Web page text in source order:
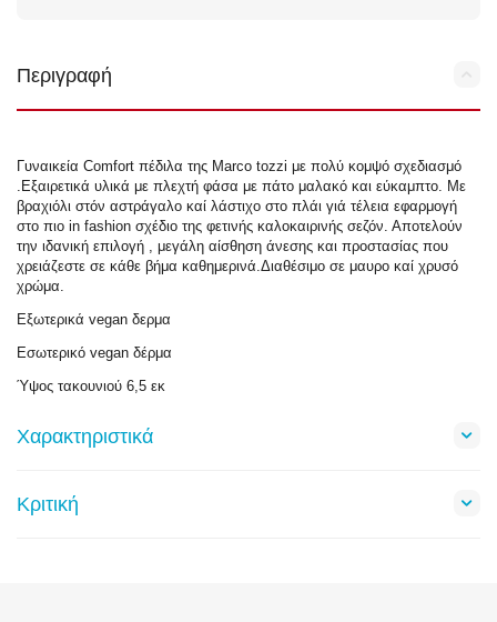
Περιγραφή
Γυναικεία Comfort πέδιλα της Marco tozzi με πολύ κομψό σχεδιασμό
.Εξαιρετικά υλικά με πλεχτή φάσα με πάτο μαλακό και εύκαμπτο. Με
βραχιόλι στόν αστράγαλο καί λάστιχο στο πλάι γιά τέλεια εφαρμογή
στο πιο in fashion σχέδιο της φετινής καλοκαιρινής σεζόν. Αποτελούν
την ιδανική επιλογή , μεγάλη αίσθηση άνεσης και προστασίας που
χρειάζεστε σε κάθε βήμα καθημερινά.Διαθέσιμο σε μαυρο καί χρυσό
χρώμα.
Εξωτερικά vegan δερμα
Εσωτερικό vegan δέρμα
Ύψος τακουνιού 6,5 εκ
Χαρακτηριστικά
Κριτική